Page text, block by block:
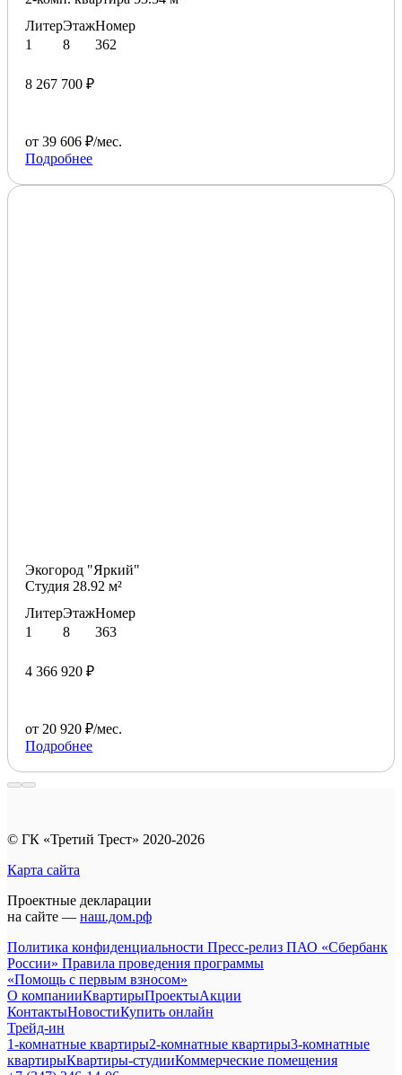
Литер
1
Этаж
8
Номер
362
8 267 700 ₽
от 39 606 ₽/мес.
Подробнее
Экогород "Яркий"
Студия 28.92 м²
Литер
1
Этаж
8
Номер
363
4 366 920 ₽
от 20 920 ₽/мес.
Подробнее
© ГК «Третий Трест» 2020-2026
Карта сайта
Проектные декларации
на сайте — наш.дом.рф
Политика конфиденциальности Пресс-релиз ПАО «Сбербанк
России» Правила проведения программы
«Помощь с первым взносом»
О компанииКвартирыПроектыАкции
КонтактыНовостиКупить онлайн
Трейд-ин
1-комнатные квартиры2-комнатные квартиры3-комнатные
квартирыКвартиры-студииКоммерческие помещения